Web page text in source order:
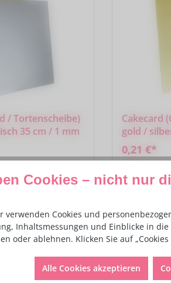
/ Tortenscheibe)
35 cm / 1 mm
Cakecard
gold /
0,21 €*
Cookies – nicht nur
Cookies und
Inhaltsmessungen und Einblicke in
oder ablehnen. Klicken Sie auf
Alle Cookies akzeptieren